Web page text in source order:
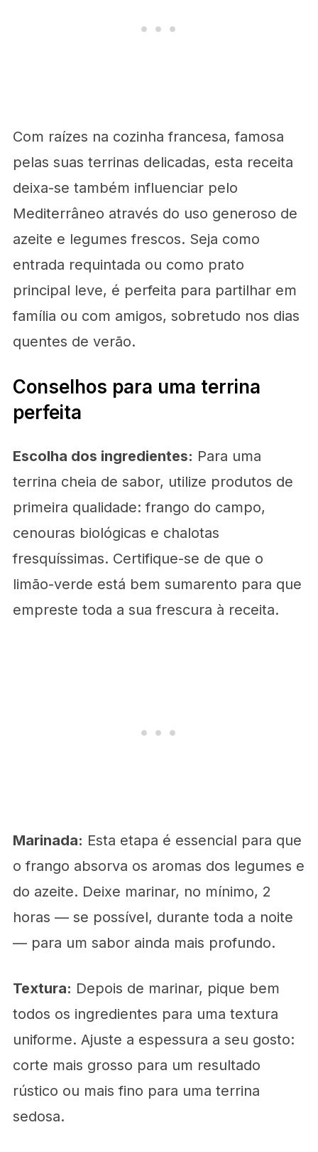
Com raízes na cozinha francesa, famosa
pelas suas terrinas delicadas, esta receita
deixa-se também influenciar pelo
Mediterrâneo através do uso generoso de
azeite e legumes frescos. Seja como
entrada requintada ou como prato
principal leve, é perfeita para partilhar em
família ou com amigos, sobretudo nos dias
quentes de verão.
Conselhos para uma terrina
perfeita
Escolha dos ingredientes: Para uma
terrina cheia de sabor, utilize produtos de
primeira qualidade: frango do campo,
cenouras biológicas e chalotas
fresquíssimas. Certifique-se de que o
limão-verde está bem sumarento para que
empreste toda a sua frescura à receita.
Marinada: Esta etapa é essencial para que
o frango absorva os aromas dos legumes e
do azeite. Deixe marinar, no mínimo, 2
horas — se possível, durante toda a noite
— para um sabor ainda mais profundo.
Textura: Depois de marinar, pique bem
todos os ingredientes para uma textura
uniforme. Ajuste a espessura a seu gosto:
corte mais grosso para um resultado
rústico ou mais fino para uma terrina
sedosa.